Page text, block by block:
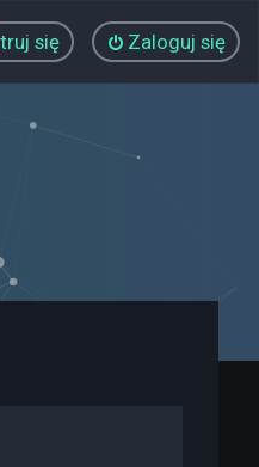
Zaloguj się
się